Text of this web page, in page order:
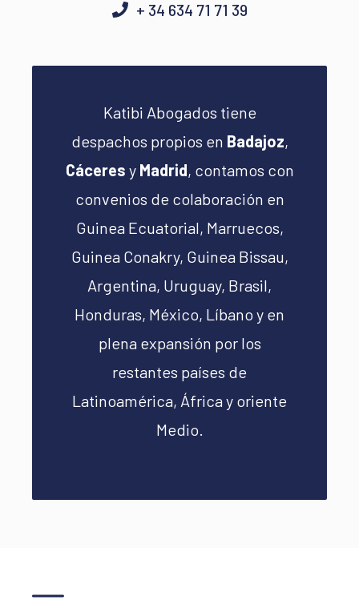
+ 34 634 71 71 39
Katibi Abogados tiene
despachos propios en Badajoz,
Cáceres y Madrid, contamos con
convenios de colaboración en
Guinea Ecuatorial, Marruecos,
Guinea Conakry, Guinea Bissau,
Argentina, Uruguay, Brasil,
Honduras, México, Líbano y en
plena expansión por los
restantes países de
Latinoamérica, África y oriente
Medio.